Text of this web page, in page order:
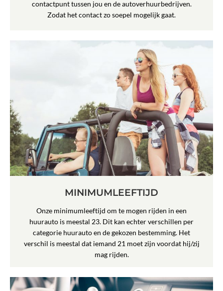
contactpunt tussen jou en de autoverhuurbedrijven.
Zodat het contact zo soepel mogelijk gaat.
MINIMUMLEEFTIJD
Onze minimumleeftijd om te mogen rijden in een
huurauto is meestal 23. Dit kan echter verschillen per
categorie huurauto en de gekozen bestemming. Het
verschil is meestal dat iemand 21 moet zijn voordat hij/zij
mag rijden.